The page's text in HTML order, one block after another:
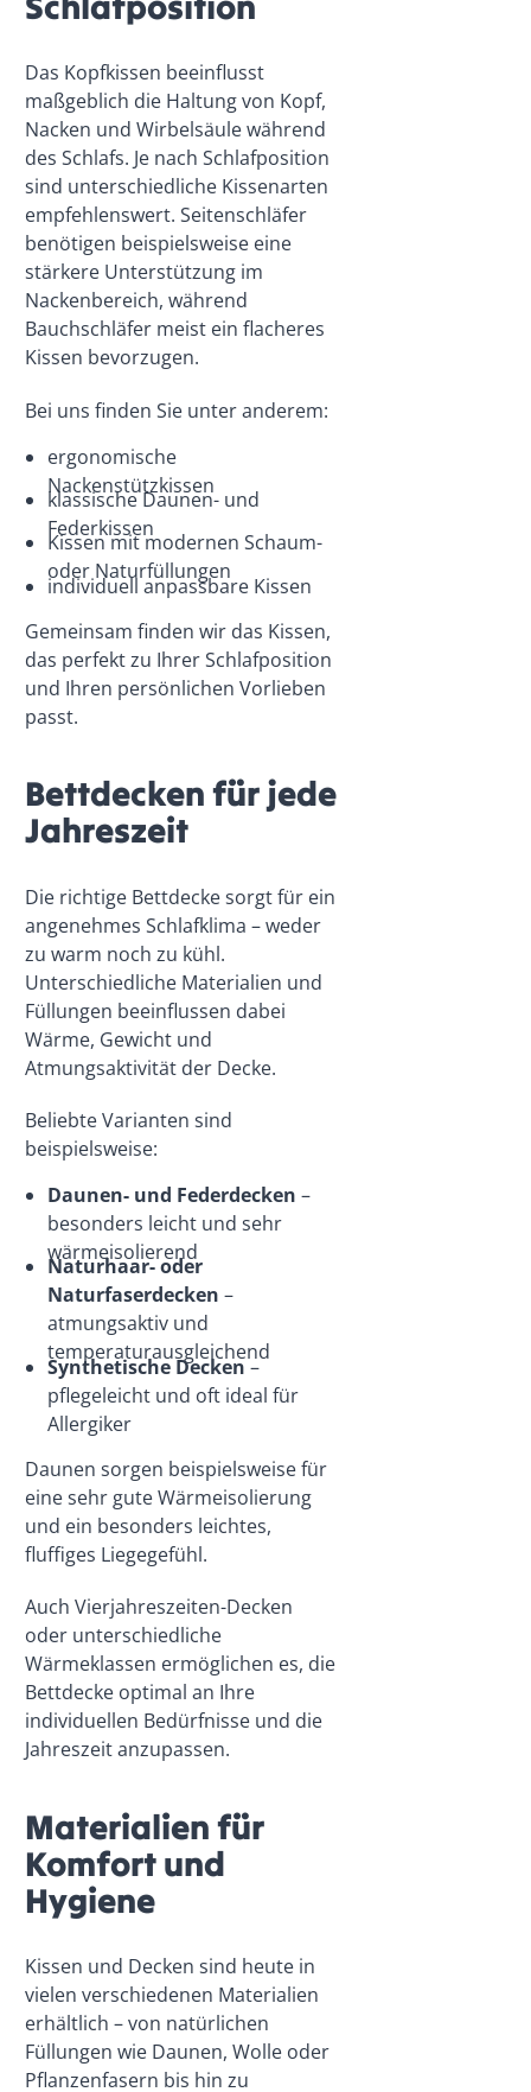
Das Kopfkissen beeinflusst
maßgeblich die Haltung von Kopf,
Nacken und Wirbelsäule während
des Schlafs. Je nach Schlafposition
sind unterschiedliche Kissenarten
empfehlenswert. Seitenschläfer
benötigen beispielsweise eine
stärkere Unterstützung im
Nackenbereich, während
Bauchschläfer meist ein flacheres
Kissen bevorzugen.
Bei uns finden Sie unter anderem:
ergonomische
Nackenstützkissen
klassische Daunen- und
Federkissen
Kissen mit modernen Schaum-
oder Naturfüllungen
individuell anpassbare Kissen
Gemeinsam finden wir das Kissen,
das perfekt zu Ihrer Schlafposition
und Ihren persönlichen Vorlieben
passt.
Bettdecken für jede
Jahreszeit
Die richtige Bettdecke sorgt für ein
angenehmes Schlafklima – weder
zu warm noch zu kühl.
Unterschiedliche Materialien und
Füllungen beeinflussen dabei
Wärme, Gewicht und
Atmungsaktivität der Decke.
Beliebte Varianten sind
beispielsweise:
Daunen- und Federdecken –
besonders leicht und sehr
wärmeisolierend
Naturhaar- oder
Naturfaserdecken –
atmungsaktiv und
temperaturausgleichend
Synthetische Decken–
pflegeleicht und oft ideal für
Allergiker
Daunen sorgen beispielsweise für
eine sehr gute Wärmeisolierung
und ein besonders leichtes,
fluffiges Liegegefühl.
Auch Vierjahreszeiten-Decken
oder unterschiedliche
Wärmeklassen ermöglichen es, die
Bettdecke optimal an Ihre
individuellen Bedürfnisse und die
Jahreszeit anzupassen.
Materialien für
Komfort und
Hygiene
Kissen und Decken sind heute in
vielen verschiedenen Materialien
erhältlich – von natürlichen
Füllungen wie Daunen, Wolle oder
Pflanzenfasern bis hin zu